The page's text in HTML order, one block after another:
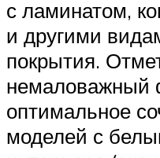
с ламинатом,
и другими
покрытия.
немаловажный
оптимальное
моделей с